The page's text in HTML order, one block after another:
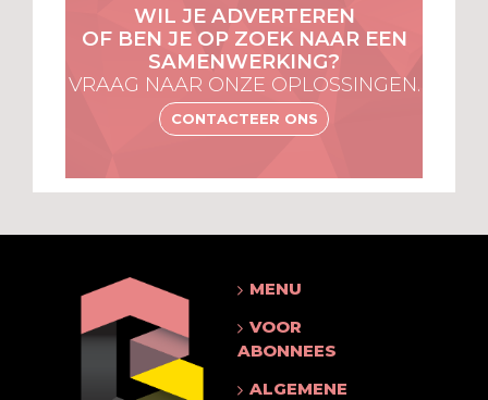
WIL JE ADVERTEREN
OF BEN JE OP ZOEK NAAR EEN
SAMENWERKING?
VRAAG NAAR ONZE OPLOSSINGEN.
CONTACTEER ONS
MENU
VOOR
ABONNEES
ALGEMENE